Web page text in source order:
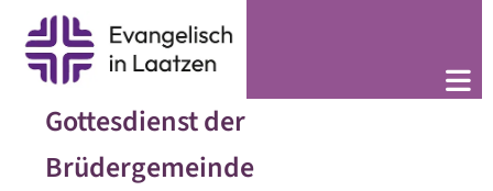
Gottesdienst der
Brüdergemeinde